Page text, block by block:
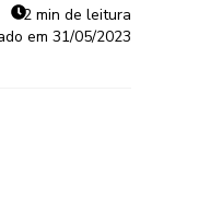
2 min de leitura
31/05/2023